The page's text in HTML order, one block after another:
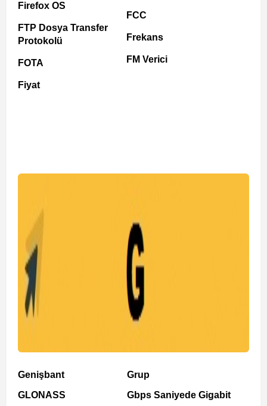
Firefox OS
FTP Dosya Transfer
Protokolü
FOTA
Fiyat
FCC
Frekans
FM Verici
Genişbant
GLONASS
Grup
Gbps Saniyede Gigabit